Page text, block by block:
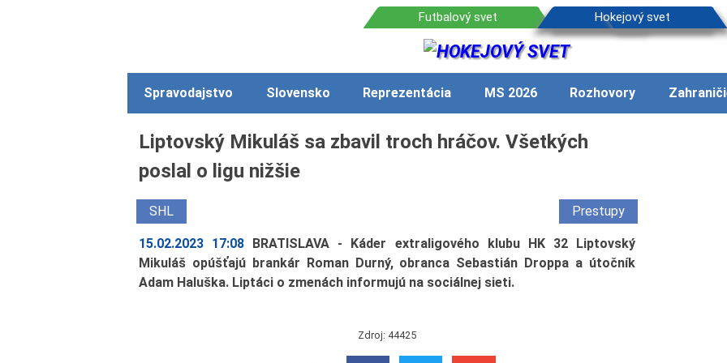
Spravodajstvo Slovensko Reprezentácia MS 2026 Rozhovory
Liptovský Mikuláš sa zbavil troch hráčov. Všetkých
poslal o ligu nižšie
SHL Prestupy
15.02.2023 17:08 BRATISLAVA - Káder extraligového klubu HK 32 Liptovský
Mikuláš opúšťajú brankár Roman Durný, obranca Sebastián Droppa a útočník
Adam Haluška. Liptáci o zmenách informujú na sociálnej sieti.
Zdroj: 44425